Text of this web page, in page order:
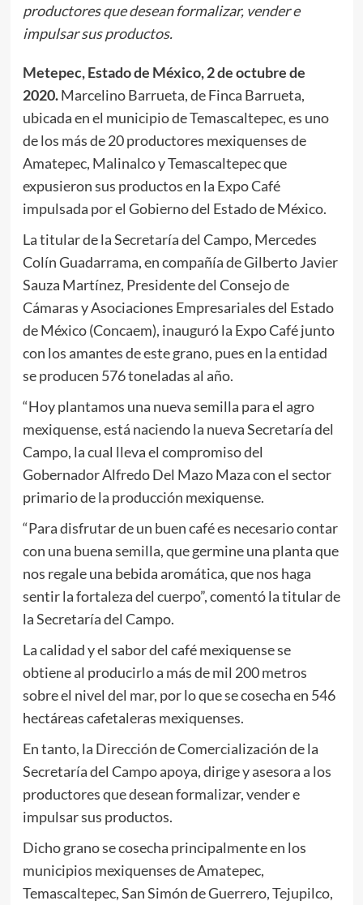
productores que desean formalizar, vender e
impulsar sus productos.
Metepec, Estado de México, 2 de octubre de
2020.Marcelino Barrueta, de Finca Barrueta,
ubicada en el municipio de Temascaltepec, es uno
de los más de 20 productores mexiquenses de
Amatepec, Malinalco y Temascaltepec que
expusieron sus productos en la Expo Café
impulsada por el Gobierno del Estado de México.
La titular de la Secretaría del Campo, Mercedes
Colín Guadarrama, en compañía de Gilberto Javier
Sauza Martínez, Presidente del Consejo de
Cámaras y Asociaciones Empresariales del Estado
de México (Concaem), inauguró la Expo Café junto
con los amantes de este grano, pues en la entidad
se producen 576 toneladas al año.
“Hoy plantamos una nueva semilla para el agro
mexiquense, está naciendo la nueva Secretaría del
Campo, la cual lleva el compromiso del
Gobernador Alfredo Del Mazo Maza con el sector
primario de la producción mexiquense.
“Para disfrutar de un buen café es necesario contar
con una buena semilla, que germine una planta que
nos regale una bebida aromática, que nos haga
sentir la fortaleza del cuerpo”, comentó la titular de
la Secretaría del Campo.
La calidad y el sabor del café mexiquense se
obtiene al producirlo a más de mil 200 metros
sobre el nivel del mar, por lo que se cosecha en 546
hectáreas cafetaleras mexiquenses.
En tanto, la Dirección de Comercialización de la
Secretaría del Campo apoya, dirige y asesora a los
productores que desean formalizar, vender e
impulsar sus productos.
Dicho grano se cosecha principalmente en los
municipios mexiquenses de Amatepec,
Temascaltepec, San Simón de Guerrero, Tejupilco,